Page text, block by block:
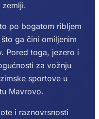
zemlji.
po bogatom ribljem
ga čini omiljenim
Pored toga, jezero i
za vožnju
sportove u
Mavrovo.
i raznovrsnosti